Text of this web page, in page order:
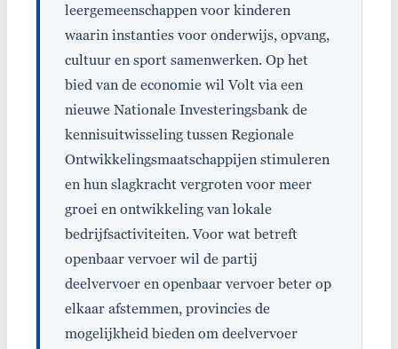
leergemeenschappen voor kinderen
waarin instanties voor onderwijs, opvang,
cultuur en sport samenwerken. Op het
bied van de economie wil Volt via een
nieuwe Nationale Investeringsbank de
kennisuitwisseling tussen Regionale
Ontwikkelingsmaatschappijen stimuleren
en hun slagkracht vergroten voor meer
groei en ontwikkeling van lokale
bedrijfsactiviteiten. Voor wat betreft
openbaar vervoer wil de partij
deelvervoer en openbaar vervoer beter op
elkaar afstemmen, provincies de
mogelijkheid bieden om deelvervoer